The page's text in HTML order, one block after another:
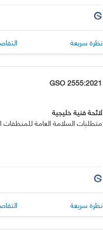
نظرة سريعة
GSO 2555:2021
لائحة فنية خليجية
متطلبات السلامة العامة للمنظفات
نظرة سريعة